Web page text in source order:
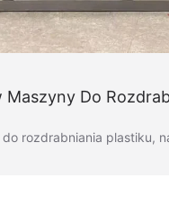
Maszyny Do
rozdrabniania plastiku,